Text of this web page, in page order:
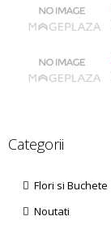
Categorii
Flori si Buchete
Noutati